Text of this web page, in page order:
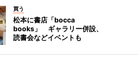
買う
松本に書店「bocca
books」 ギャラリー併設、
読書会などイベントも